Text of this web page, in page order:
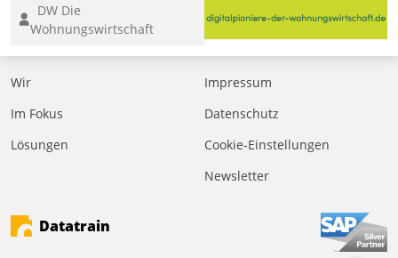
eine digitale Zukunft zu
finden, ist das Ziel des
Awards „Digitalpioniere
der
Bewerben können sich
dafür ein Team
DW Die
Wohnungswirtschaft
Wir
Im Fokus
Lösungen
Impressum
Datenschutz
Cookie-Einstellungen
Newsletter
Datatrain